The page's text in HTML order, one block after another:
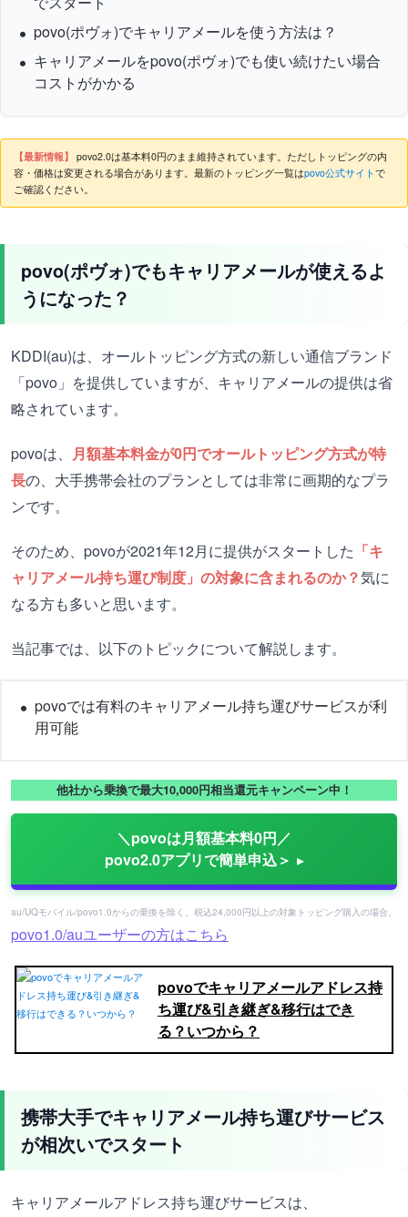
povo(ポヴォ)でキャリアメールを使う方法は？
キャリアメールをpovo(ポヴォ)でも使い続けたい場合
コストがかかる
【最新情報】 povo2.0は基本料0円のまま維持されています。ただしトッピングの内
容・価格は変更される場合があります。最新のトッピング一覧はpovo公式サイトで
ご確認ください。
povo(ポヴォ)でもキャリアメールが使えるよ
うになった？
KDDI(au)は、オールトッピング方式の新しい通信ブランド
「povo」を提供していますが、キャリアメールの提供は省
略されています。
povoは、 月額基本料金が0円でオールトッピング方式が特
長の、大手携帯会社のプランとしては非常に画期的なプラ
ンです。
そのため、povoが2021年12月に提供がスタートした 「キ
ャリアメール持ち運び制度」の対象に含まれるのか？気に
なる方も多いと思います。
当記事では、以下のトピックについて解説します。
povoでは有料のキャリアメール持ち運びサービスが利
用可能
他社から乗換で最大10,000円相当還元キャンペーン中！
＼povoは月額基本料0円／
povo2.0アプリで簡単申込＞
au/UQモバイル/povo1.0からの乗換を除く。税込24,000円以上の対象トッピング購入の場合。
povo1.0/auユーザーの方はこちら
povoでキャリアメールアドレス持
ち運び&引き継ぎ&移行はでき
る？いつから？
携帯大手でキャリアメール持ち運びサービス
が相次いでスタート
キャリアメールアドレス持ち運びサービスは、